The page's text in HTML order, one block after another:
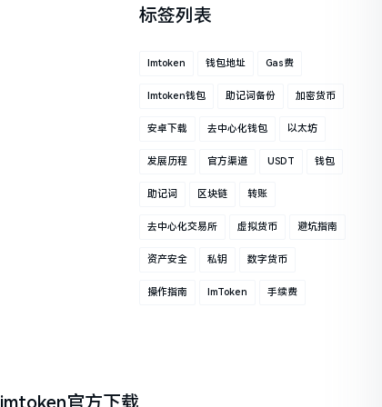
标签列表
Imtoken 钱包地址 Gas费
Imtoken钱包 助记词备份 加密货币
安卓下载 去中心化钱包 以太坊
发展历程 官方渠道 USDT 钱包
助记词 区块链 转账
去中心化交易所 虚拟货币 避坑指南
资产安全 私钥 数字货币
操作指南 ImToken 手续费